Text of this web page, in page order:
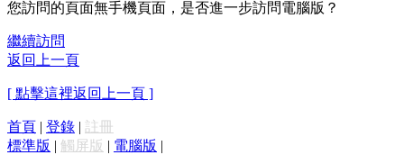
您訪問的頁面無手機頁面，是否進一步訪問電腦版？
繼續訪問
返回上一頁
[ 點擊這裡返回上一頁 ]
首頁 | 登錄 | 註冊
標準版 | 觸屏版 | 電腦版 |